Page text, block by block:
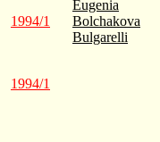
1994/1
Eugenia
Bolchakova
Bulgarelli
1994/1